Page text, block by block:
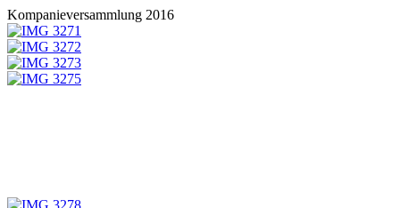
Kompanieversammlung 2016